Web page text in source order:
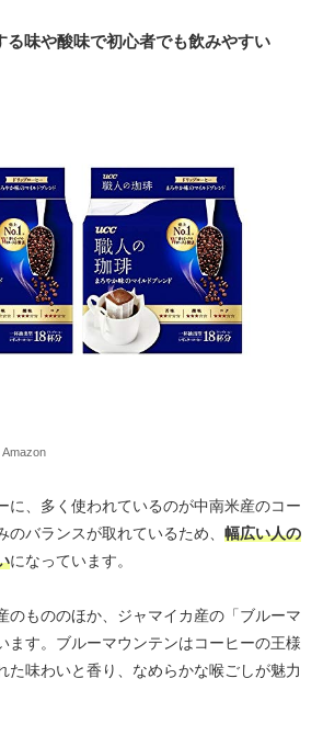
る味や酸味で初心者でも飲みやすい
に、多く使われているのが中南米産のコー
のバランスが取れているため、 幅広い人の
になっています。
のもののほか、ジャマイカ産の「ブルーマ
ます。ブルーマウンテンはコーヒーの王様
た味わいと香り、なめらかな喉ごしが魅力